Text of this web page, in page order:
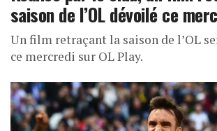
saison de l’OL dévoilé ce
Un film retraçant la saison de l’OL
ce mercredi sur OL Play.